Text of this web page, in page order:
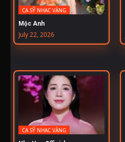
CA SỸ NHẠC VÀNG
Mộc Anh
July 22, 2026
CA SỸ NHẠC VÀNG